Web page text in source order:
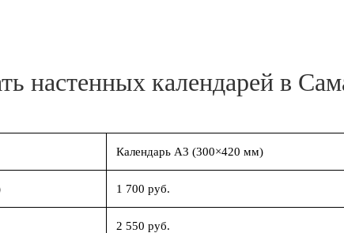
настенных календарей в
Календарь А3 (300×420 мм)
1 700 руб.
2 550 руб.